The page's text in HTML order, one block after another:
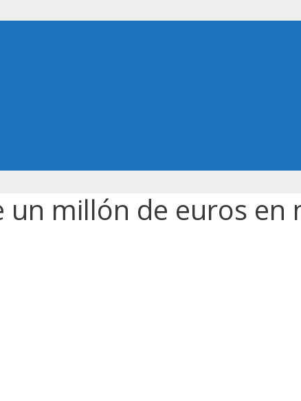
un millón de euros en